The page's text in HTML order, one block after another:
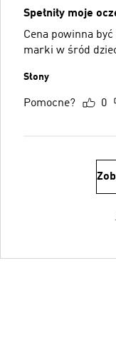
Spełniły moje
Cena powinna
marki w śród
Słony
Pomocne? 0